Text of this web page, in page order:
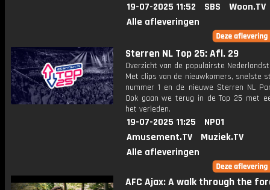
19-07-2025 11:52 SBS
Woon.TV
Alle afleveringen
Sterren NL Top 25: Afl. 29
Overzicht van de populairste
Met clips van de nieuwkomers, snelste
nummer 1 en de nieuwe Sterren NL
Ook gaan we terug in de Top 25 met
het verleden.
19-07-2025 11:25
NPO1
Amusement.TV
Muziek.TV
Alle afleveringen
AFC Ajax: A walk through the